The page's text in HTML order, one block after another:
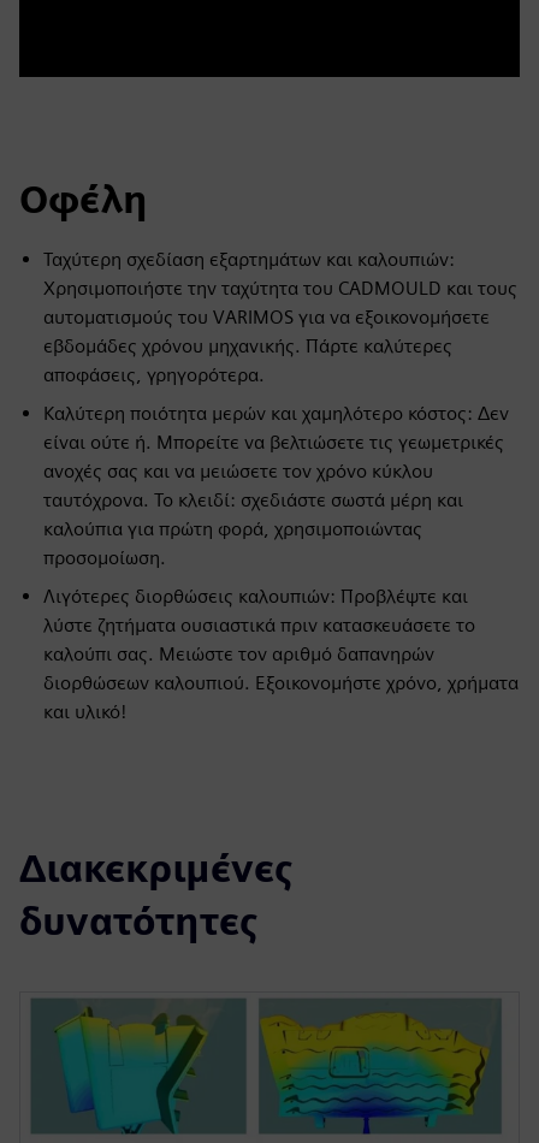
Οφέλη
Ταχύτερη σχεδίαση εξαρτημάτων και καλουπιών:
Χρησιμοποιήστε την ταχύτητα του CADMOULD και τους
αυτοματισμούς του VARIMOS για να εξοικονομήσετε
εβδομάδες χρόνου μηχανικής. Πάρτε καλύτερες
αποφάσεις, γρηγορότερα.
Καλύτερη ποιότητα μερών και χαμηλότερο κόστος: Δεν
είναι ούτε ή. Μπορείτε να βελτιώσετε τις γεωμετρικές
ανοχές σας και να μειώσετε τον χρόνο κύκλου
ταυτόχρονα. Το κλειδί: σχεδιάστε σωστά μέρη και
καλούπια για πρώτη φορά, χρησιμοποιώντας
προσομοίωση.
Λιγότερες διορθώσεις καλουπιών: Προβλέψτε και
λύστε ζητήματα ουσιαστικά πριν κατασκευάσετε το
καλούπι σας. Μειώστε τον αριθμό δαπανηρών
διορθώσεων καλουπιού. Εξοικονομήστε χρόνο, χρήματα
και υλικό!
Διακεκριμένες
δυνατότητες